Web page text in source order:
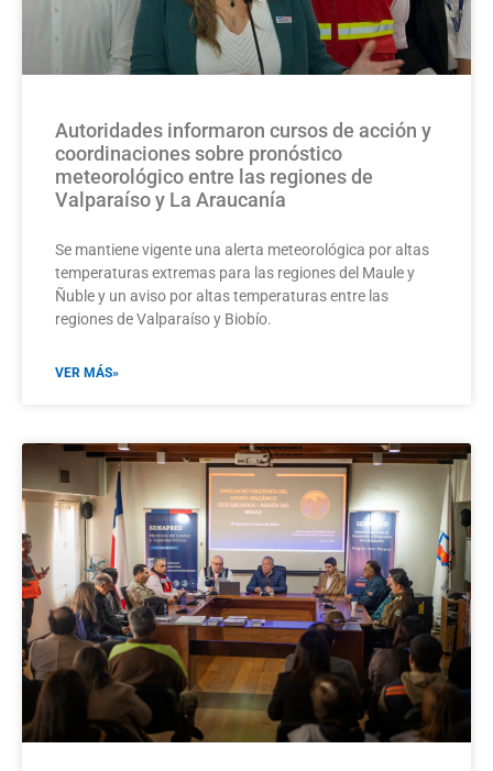
Autoridades informaron cursos de acción y
coordinaciones sobre pronóstico
meteorológico entre las regiones de
Valparaíso y La Araucanía
Se mantiene vigente una alerta meteorológica por altas
temperaturas extremas para las regiones del Maule y
Ñuble y un aviso por altas temperaturas entre las
regiones de Valparaíso y Biobío.
VER MÁS»